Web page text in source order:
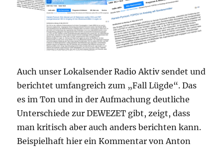
Auch unser Lokalsender Radio Aktiv sendet und
berichtet umfangreich zum „Fall Lügde“. Das
es im Ton und in der Aufmachung deutliche
Unterschiede zur DEWEZET gibt, zeigt, dass
man kritisch aber auch anders berichten kann.
Beispielhaft hier ein Kommentar von Anton